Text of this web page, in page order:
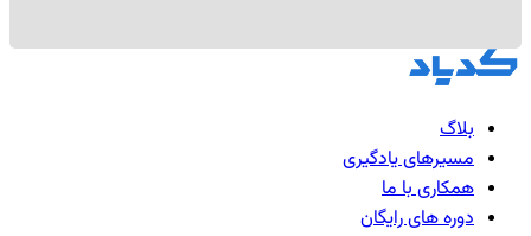
بلاگ
مسیرهای یادگیری
همکاری با ما
دوره های رایگان